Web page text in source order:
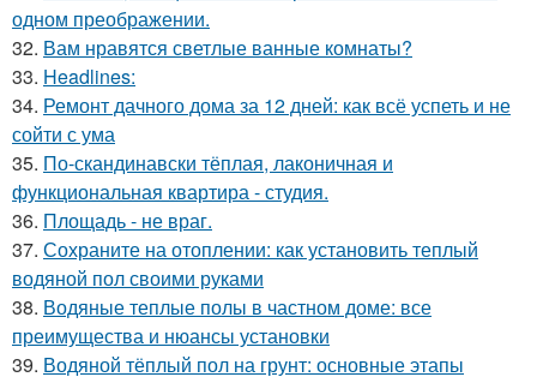
одном преображении.
32. Вам нравятся светлые ванные комнаты?
33. Headlines:
34. Ремонт дачного дома за 12 дней: как всё успеть и не
сойти с ума
35. По-скандинавски тёплая, лаконичная и
функциональная квартира - студия.
36. Площадь - не враг.
37. Сохраните на отоплении: как установить теплый
водяной пол своими руками
38. Водяные теплые полы в частном доме: все
преимущества и нюансы установки
39. Водяной тёплый пол на грунт: основные этапы